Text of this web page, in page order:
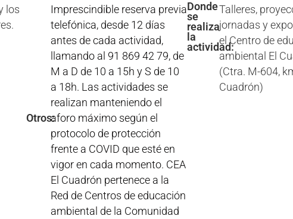
los
Otros:
Imprescindible reserva previa
telefónica, desde 12 días
antes de cada actividad,
llamando al 91 869 42 79, de
M a D de 10 a 15h y S de 10
a 18h. Las actividades se
realizan manteniendo el
aforo máximo según el
protocolo de protección
frente a COVID que esté en
vigor en cada momento. CEA
El Cuadrón pertenece a la
Red de Centros de educación
ambiental de la Comunidad
Donde
se
realiza
la
actividad:
Talleres,
jornadas y
el Centro de
ambiental El
(Ctra. M-604,
Cuadrón)